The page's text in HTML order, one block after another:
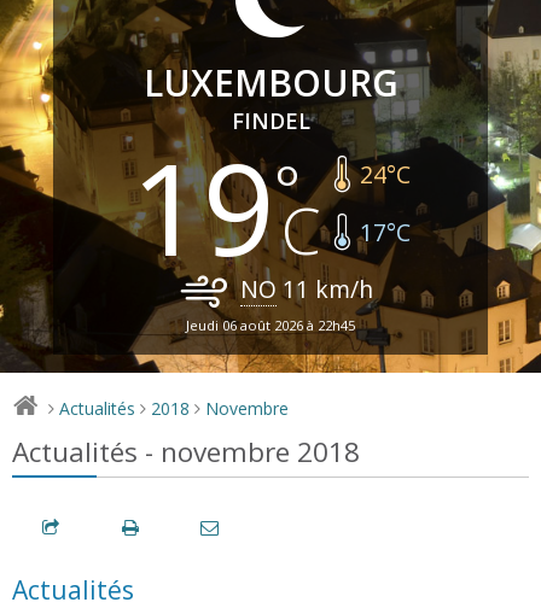
LUXEMBOURG
FINDEL
19 24°C
17°C
NO 11 km/h
Jeudi 06 août 2026 à 22h45
> Actualités > 2018 > Novembre
Actualités - novembre 2018
Actualités